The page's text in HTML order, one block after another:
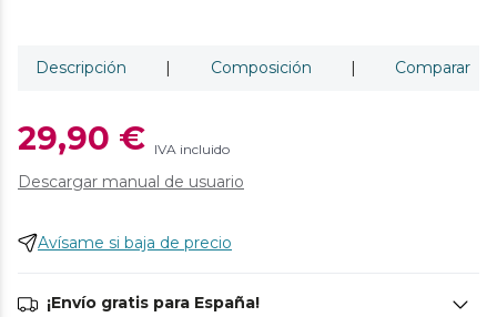
Descripción | Composición | Comparar
29,90 € IVA incluido
Descargar manual de usuario
Avísame si baja de precio
¡Envío gratis para España!